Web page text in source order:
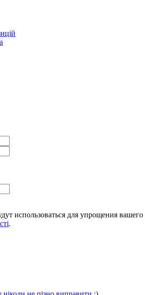
использоваться для упрощения
.